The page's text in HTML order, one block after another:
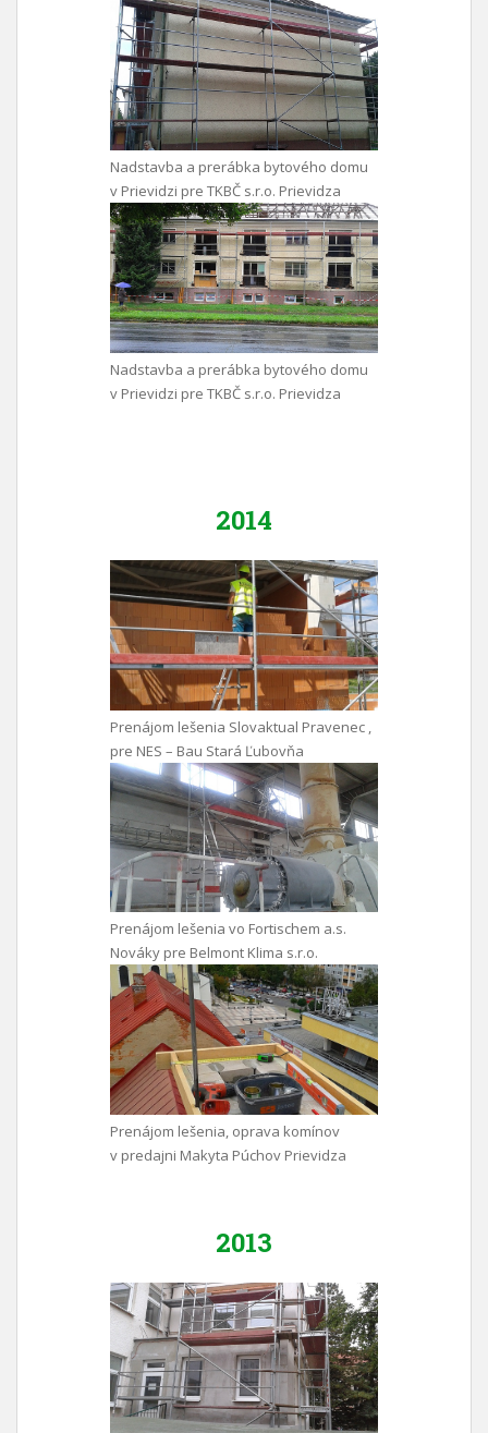
Nadstavba a prerábka bytového domu
v Prievidzi pre TKBČ s.r.o. Prievidza
Nadstavba a prerábka bytového domu
v Prievidzi pre TKBČ s.r.o. Prievidza
2014
Prenájom lešenia Slovaktual Pravenec ,
pre NES – Bau Stará Ľubovňa
Prenájom lešenia vo Fortischem a.s.
Nováky pre Belmont Klima s.r.o.
Prenájom lešenia, oprava komínov
v predajni Makyta Púchov Prievidza
2013